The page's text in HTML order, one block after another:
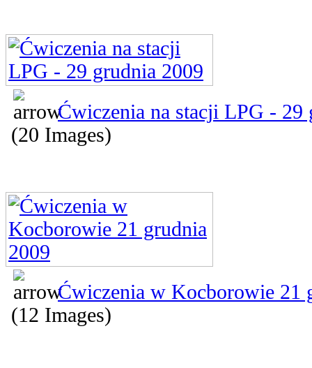
Ćwiczenia na stacji LPG - 29
(20 Images)
Ćwiczenia w Kocborowie 21
(12 Images)